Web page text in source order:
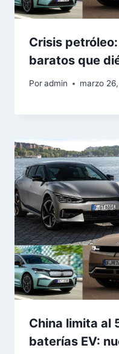
Crisis
baratos que
Poradmin marzo
China limita al
baterías EV: